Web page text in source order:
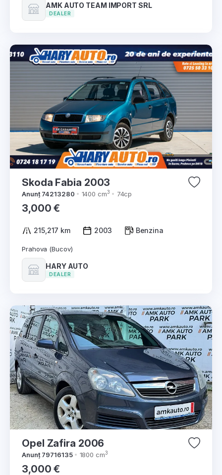
AMK AUTO TEAM IMPORT SRL
DEALER
Skoda Fabia 2003
Anunț 74213280 1400 cm3 74cp
3,000 €
215,217 km 2003 Benzina
Prahova (Bucov)
HARY AUTO
DEALER
Opel Zafira 2006
Anunț 79716135 1800 cm3
3,000 €